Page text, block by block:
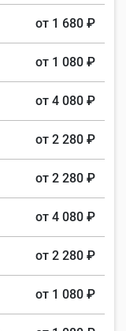
от 1 680 ₽
от 1 080 ₽
от 4 080 ₽
от 2 280 ₽
от 2 280 ₽
от 4 080 ₽
от 2 280 ₽
от 1 080 ₽